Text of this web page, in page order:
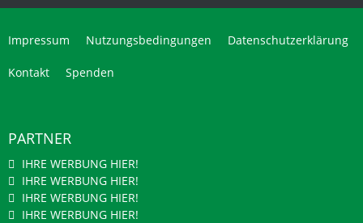
Impressum Nutzungsbedingungen Datenschutzerklärung
Kontakt Spenden
PARTNER
IHRE WERBUNG HIER!
IHRE WERBUNG HIER!
IHRE WERBUNG HIER!
IHRE WERBUNG HIER!